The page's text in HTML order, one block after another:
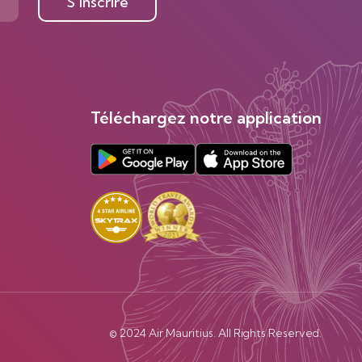
Téléchargez notre application
© 2024 Air Mauritius. All Rights Reserved.